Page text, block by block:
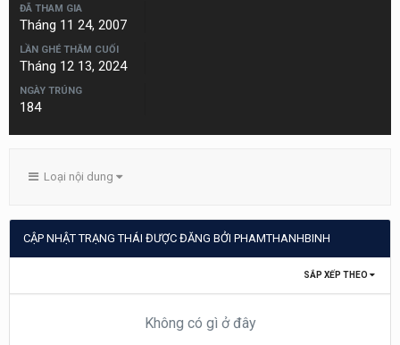
ĐÃ THAM GIA
Tháng 11 24, 2007
LẦN GHÉ THĂM CUỐI
Tháng 12 13, 2024
NGÀY TRÚNG
184
Loại nội dung
CẬP NHẬT TRẠNG THÁI ĐƯỢC ĐĂNG BỞI PHAMTHANHBINH
SẮP XẾP THEO
Không có gì ở đây